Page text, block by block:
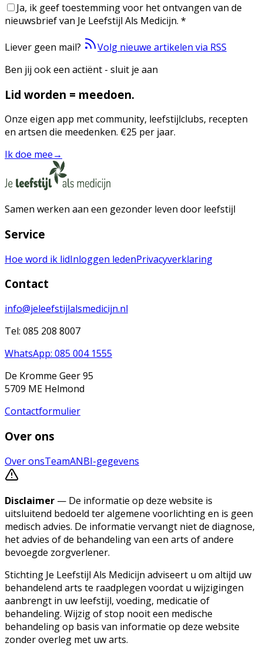
Ja, ik geef toestemming voor het ontvangen van de
nieuwsbrief van Je Leefstijl Als Medicijn. *
Liever geen mail?
Volg nieuwe artikelen via RSS
Ben jij ook een actiënt - sluit je aan
Lid worden = meedoen.
Onze eigen app met community, leefstijlclubs, recepten
en artsen die meedenken. €25 per jaar.
Ik doe mee→
Samen werken aan een gezonder leven door leefstijl
Service
Hoe word ik lidInloggen ledenPrivacyverklaring
Contact
info@jeleefstijlalsmedicijn.nl
Tel: 085 208 8007
WhatsApp: 085 004 1555
De Kromme Geer 95
5709 ME Helmond
Contactformulier
Over ons
Over onsTeamANBI-gegevens
Disclaimer — De informatie op deze website is
uitsluitend bedoeld ter algemene voorlichting en is geen
medisch advies. De informatie vervangt niet de diagnose,
het advies of de behandeling van een arts of andere
bevoegde zorgverlener.
Stichting Je Leefstijl Als Medicijn adviseert u om altijd uw
behandelend arts te raadplegen voordat u wijzigingen
aanbrengt in uw leefstijl, voeding, medicatie of
behandeling. Wijzig of stop nooit een medische
behandeling op basis van informatie op deze website
zonder overleg met uw arts.